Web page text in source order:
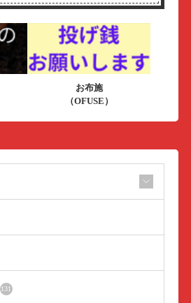
お布施
（OFUSE）
131